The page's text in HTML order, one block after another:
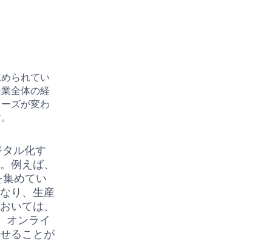
られてい
全体の経
ズが変わ
ル化す
例えば、
めてい
り、生産
いては、
オンライ
ることが